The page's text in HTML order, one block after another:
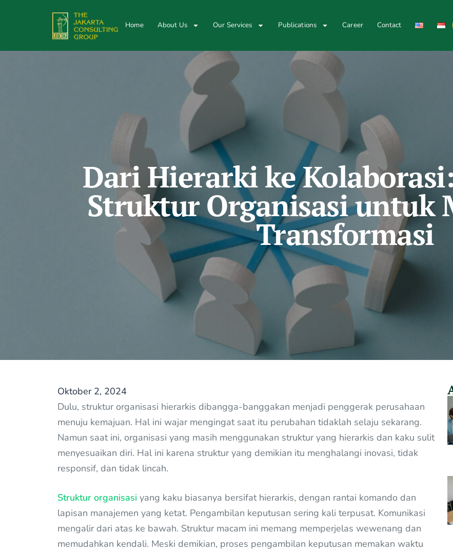
Home About Us Our Services Publications Career Contact
Dari Hierarki ke
Struktur Organisasi untuk
Transformasi
Oktober 2, 2024
Dulu, struktur organisasi hierarkis dibangga-banggakan menjadi penggerak perusahaan
menuju kemajuan. Hal ini wajar mengingat saat itu perubahan tidaklah selaju sekarang.
Namun saat ini, organisasi yang masih menggunakan struktur yang hierarkis dan kaku sulit
menyesuaikan diri. Hal ini karena struktur yang demikian itu menghalangi inovasi, tidak
responsif, dan tidak lincah.
Struktur organisasi yang kaku biasanya bersifat hierarkis, dengan rantai komando dan
lapisan manajemen yang ketat. Pengambilan keputusan sering kali terpusat. Komunikasi
mengalir dari atas ke bawah. Struktur macam ini memang memperjelas wewenang dan
memudahkan kendali. Meski demikian, proses pengambilan keputusan memakan waktu